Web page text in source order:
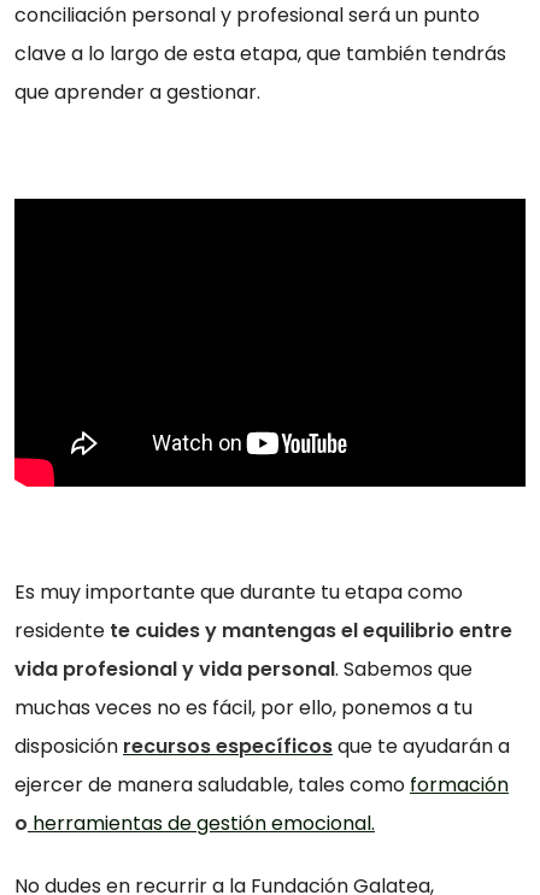
conciliación personal y profesional será un punto
clave a lo largo de esta etapa, que también tendrás
que aprender a gestionar.
Es muy importante que durante tu etapa como
residente te cuides y mantengas el equilibrio entre
vida profesional y vida personal. Sabemos que
muchas veces no es fácil, por ello, ponemos a tu
disposición recursos específicosque te ayudarán a
ejercer de manera saludable, tales como formación
o herramientas de gestión emocional.
No dudes en recurrir a la Fundación Galatea,